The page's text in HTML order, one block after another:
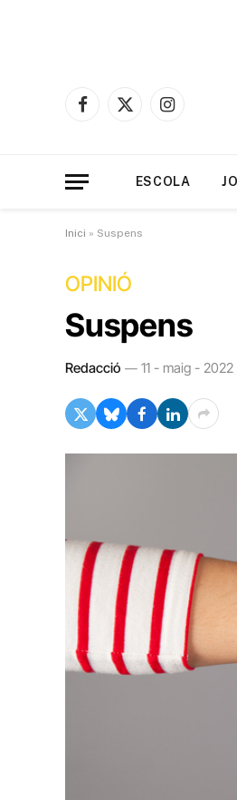
Facebook
X
Instagram
ESCOLA
Inici » Suspens
OPINIÓ
Suspens
Redacció 11 - maig -